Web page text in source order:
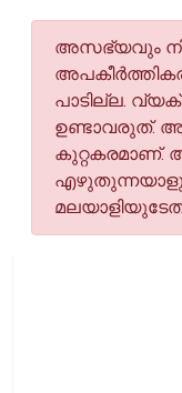
അസഭ്യവും
പാടില്ല.
ഉണ്ടാവരുത്.
കുറ്റകരമാണ്.